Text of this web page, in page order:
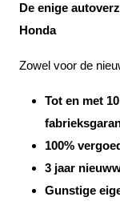
De enige
Honda
Zowel voor de
Tot en met
100%
3 jaar
Gunstige